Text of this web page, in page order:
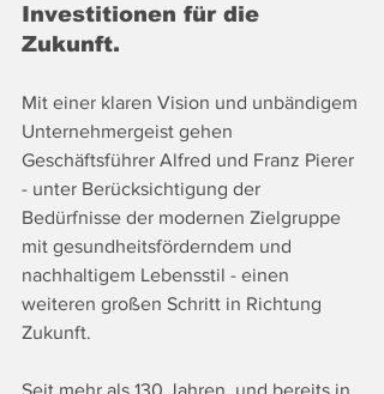
Investitionen für die
Zukunft.
Mit einer klaren Vision und unbändigem
Unternehmergeist gehen
Geschäftsführer Alfred und Franz Pierer
- unter Berücksichtigung der
Bedürfnisse der modernen Zielgruppe
mit gesundheitsförderndem und
nachhaltigem Lebensstil - einen
weiteren großen Schritt in Richtung
Zukunft.
Seit mehr als 130 Jahren, und bereits in